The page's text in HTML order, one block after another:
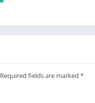
Required fields are marked *